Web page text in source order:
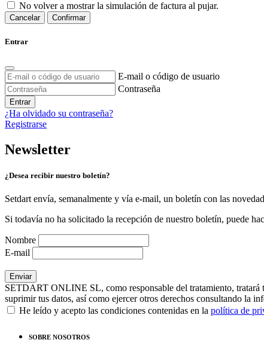
No volver a mostrar la simulación de factura al pujar.
Cancelar Confirmar
Entrar
E-mail o código de usuario
Contraseña
Entrar
¿Ha olvidado su contraseña?
Registrarse
Newsletter
¿Desea recibir nuestro boletín?
Setdart envía, semanalmente y vía e-mail, un boletín con las
Si todavía no ha solicitado la recepción de nuestro boletín, puede
Nombre
E-mail
SETDART ONLINE SL, como responsable del tratamiento, tratará
suprimir tus datos, así como ejercer otros derechos consultando la
He leído y acepto las condiciones contenidas en la política de
SOBRE NOSOTROS